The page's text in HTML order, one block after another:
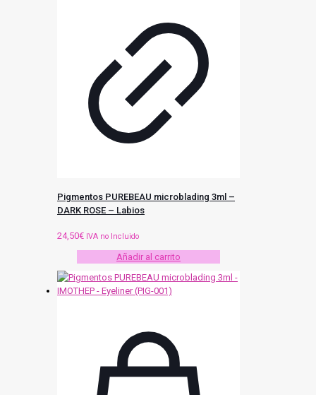
Pigmentos PUREBEAU microblading 3ml –
DARK ROSE – Labios
24,50€ IVA no Incluido
Añadir al carrito